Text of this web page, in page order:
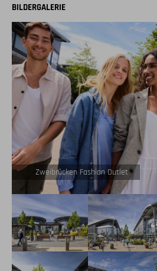
BILDERGALERIE
Zweibrücken Fashion Outlet